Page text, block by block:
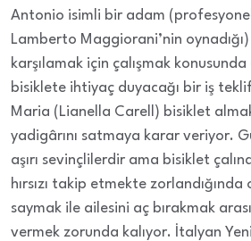
Antonio isimli bir adam
Lamberto Maggiorani’nin
karşılamak için çalışmak
bisiklete ihtiyaç duyacağı bir iş
Maria (Lianella Carell) bisiklet
yadigârını satmaya karar veriyor.
aşırı sevinçlilerdir ama bisiklet
hırsızı takip etmekte zorlandığında
saymak ile ailesini aç bırakmak
vermek zorunda kalıyor. İtalyan